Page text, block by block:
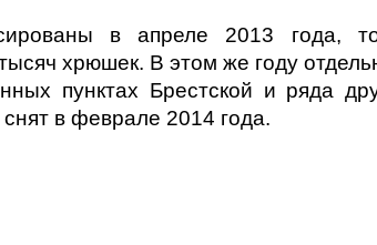
в апреле 2013 года,
хрюшек. В этом же году
пунктах Брестской и ряда
в феврале 2014 года.